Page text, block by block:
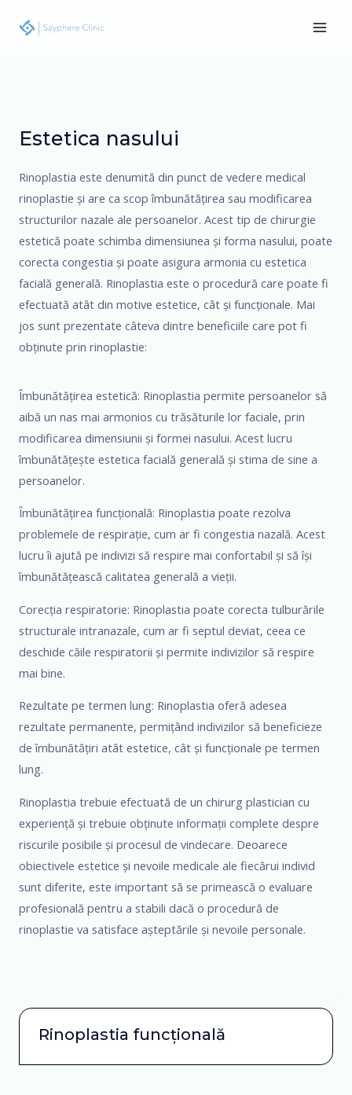
Estetica nasului
Rinoplastia este denumită din punct de vedere medical
rinoplastie și are ca scop îmbunătățirea sau modificarea
structurilor nazale ale persoanelor. Acest tip de chirurgie
estetică poate schimba dimensiunea și forma nasului, poate
corecta congestia și poate asigura armonia cu estetica
facială generală. Rinoplastia este o procedură care poate fi
efectuată atât din motive estetice, cât și funcționale. Mai
jos sunt prezentate câteva dintre beneficiile care pot fi
obținute prin rinoplastie:
Îmbunătățirea estetică: Rinoplastia permite persoanelor să
aibă un nas mai armonios cu trăsăturile lor faciale, prin
modificarea dimensiunii și formei nasului. Acest lucru
îmbunătățește estetica facială generală și stima de sine a
persoanelor.
Îmbunătățirea funcțională: Rinoplastia poate rezolva
problemele de respirație, cum ar fi congestia nazală. Acest
lucru îi ajută pe indivizi să respire mai confortabil și să își
îmbunătățească calitatea generală a vieții.
Corecția respiratorie: Rinoplastia poate corecta tulburările
structurale intranazale, cum ar fi septul deviat, ceea ce
deschide căile respiratorii și permite indivizilor să respire
mai bine.
Rezultate pe termen lung: Rinoplastia oferă adesea
rezultate permanente, permițând indivizilor să beneficieze
de îmbunătățiri atât estetice, cât și funcționale pe termen
lung.
Rinoplastia trebuie efectuată de un chirurg plastician cu
experiență și trebuie obținute informații complete despre
riscurile posibile și procesul de vindecare. Deoarece
obiectivele estetice și nevoile medicale ale fiecărui individ
sunt diferite, este important să se primească o evaluare
profesională pentru a stabili dacă o procedură de
rinoplastie va satisface așteptările și nevoile personale.
Rinoplastia funcțională